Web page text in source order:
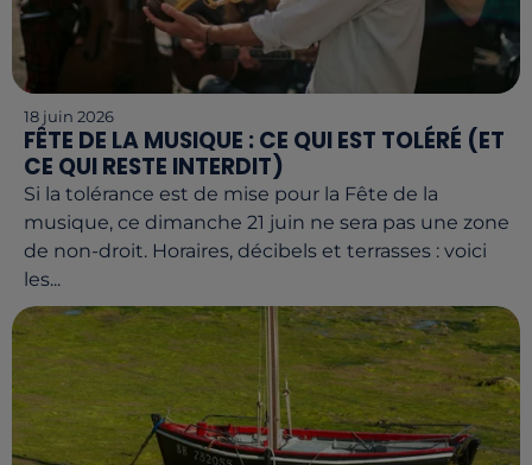
18 juin 2026
FÊTE DE LA MUSIQUE : CE QUI EST TOLÉRÉ (ET
CE QUI RESTE INTERDIT)
Si la tolérance est de mise pour la Fête de la
musique, ce dimanche 21 juin ne sera pas une zone
de non-droit. Horaires, décibels et terrasses : voici
les...